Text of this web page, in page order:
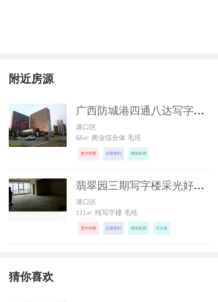
附近房源
广西防城港四通八达写字楼出租
港口区
68㎡ 商业综合体 毛坯
繁华商圈 交通便利 赠免租期
翡翠园三期写字楼采光好交通好
港口区
111㎡ 纯写字楼 毛坯
繁华商圈 交通便利 赠免租期 可注册
猜你喜欢